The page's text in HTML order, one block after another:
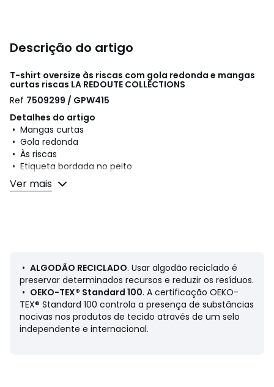
Descrição do artigo
T-shirt oversize às riscas com gola redonda e mangas
curtas riscas LA REDOUTE COLLECTIONS
Ref 7509299 / GPW415
Detalhes do artigo
• Mangas curtas
• Gola redonda
• Às riscas
• Etiqueta bordada no peito
Composição e cuidados
• Não limpar a seco
Ficha de produto relativa às qualidades e
características ambientais
• Origem do fabrico (tecelagem, tingimento, confeção):
Ver mais
• ALGODÃO RECICLADO. Usar algodão reciclado é
preservar determinados recursos e reduzir os resíduos.
• OEKO-TEX® Standard 100. A certificação OEKO-
TEX® Standard 100 controla a presença de substâncias
nocivas nos produtos de tecido através de um selo
independente e internacional.